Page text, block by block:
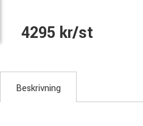
4295 kr/st
Beskrivning